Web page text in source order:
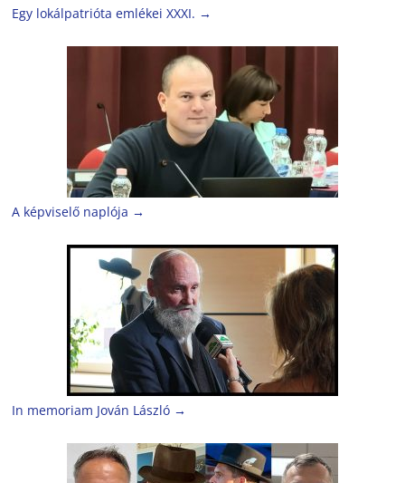
Egy lokálpatrióta emlékei XXXI. →
A képviselő naplója →
In memoriam Jován László →